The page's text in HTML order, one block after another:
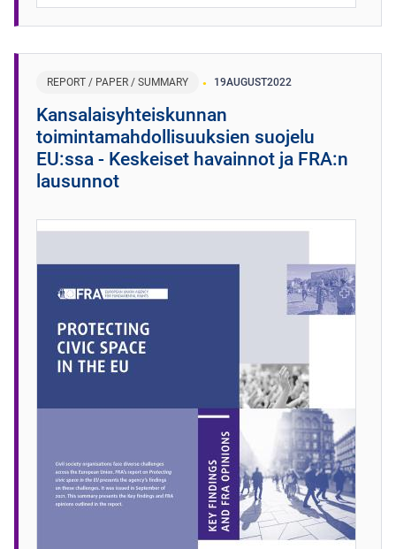
REPORT / PAPER / SUMMARY 19AUGUST2022
Kansalaisyhteiskunnan
toimintamahdollisuuksien suojelu
EU:ssa - Keskeiset havainnot ja FRA:n
lausunnot